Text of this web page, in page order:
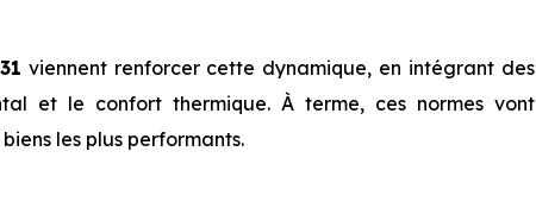
viennent renforcer cette dynamique, en intégrant des
et le confort thermique. À terme, ces normes vont
les plus performants.